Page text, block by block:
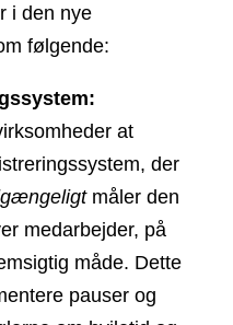
i den nye
følgende:
at
der
måler den
medarbejder, på
måde. Dette
pauser og